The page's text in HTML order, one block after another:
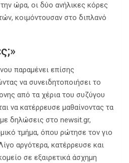
ώρα, οι δύο ανήλικες κόρες
κοιμόντουσαν στο διπλανό
παραμένει επίσης
να συνειδητοποιήσει το
από τα χέρια του συζύγου
να κατέρρευσε μαθαίνοντας τα
δηλώσεις στο newsit.gr,
τμήμα, όπου ρώτησε τον γιο
αργότερα, κατέρρευσε και
σε εξαιρετικά άσχημη